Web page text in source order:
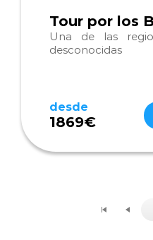
Tour por los
Una de las
desconocidas
desde
1869€